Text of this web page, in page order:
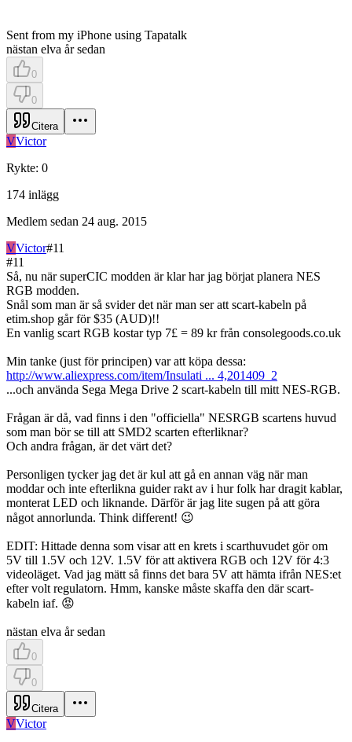
Sent from my iPhone using Tapatalk
nästan elva år sedan
0
0
Citera
VVictor
Rykte: 0
174 inlägg
Medlem sedan 24 aug. 2015
VVictor#11
#11
Så, nu när superCIC modden är klar har jag börjat planera NES
RGB modden.
Snål som man är så svider det när man ser att scart-kabeln på
etim.shop går för $35 (AUD)!!
En vanlig scart RGB kostar typ 7£ = 89 kr från consolegoods.co.uk
Min tanke (just för principen) var att köpa dessa:
http://www.aliexpress.com/item/Insulati ... 4,201409_2
...och använda Sega Mega Drive 2 scart-kabeln till mitt NES-RGB.
Frågan är då, vad finns i den "officiella" NESRGB scartens huvud
som man bör se till att SMD2 scarten efterliknar?
Och andra frågan, är det värt det?
Personligen tycker jag det är kul att gå en annan väg när man
moddar och inte efterlikna guider rakt av i hur folk har dragit kablar,
monterat LED och liknande. Därför är jag lite sugen på att göra
något annorlunda. Think different! 😉
EDIT: Hittade denna som visar att en krets i scarthuvudet gör om
5V till 1.5V och 12V. 1.5V för att aktivera RGB och 12V för 4:3
videoläget. Vad jag mätt så finns det bara 5V att hämta ifrån NES:et
efter volt regulatorn. Hmm, kanske måste skaffa den där scart-
kabeln iaf. 😡
nästan elva år sedan
0
0
Citera
VVictor